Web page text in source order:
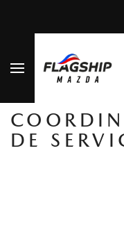
DE